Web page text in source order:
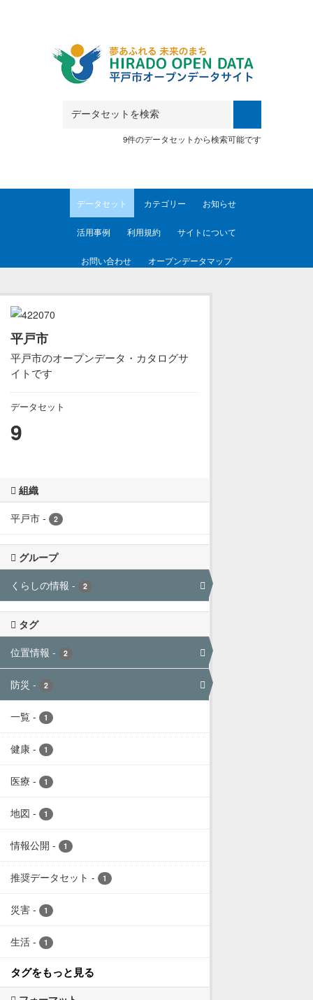
9件のデータセットから検索可能です
データセット カテゴリー お知らせ
活用事例 利用規約 サイトについて
お問い合わせ オープンデータマップ
平戸市
平戸市のオープンデータ・カタログサ
イトです
データセット
9
組織
平戸市 - 2
グループ
くらしの情報 - 2
タグ
位置情報 - 2
防災 - 2
一覧 - 1
健康 - 1
医療 - 1
地図 - 1
情報公開 - 1
推奨データセット - 1
災害 - 1
生活 - 1
タグをもっと見る